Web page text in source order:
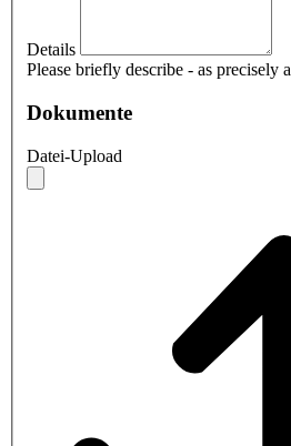
Details
Please briefly describe - as precisely
Dokumente
Datei-Upload